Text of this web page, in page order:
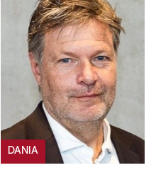
DANIA